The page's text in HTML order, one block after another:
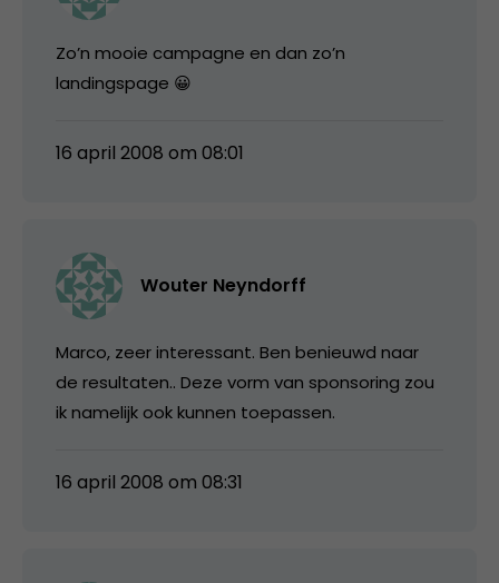
Zo’n mooie campagne en dan zo’n
landingspage 😀
16 april 2008 om 08:01
Wouter Neyndorff
Marco, zeer interessant. Ben benieuwd naar
de resultaten.. Deze vorm van sponsoring zou
ik namelijk ook kunnen toepassen.
16 april 2008 om 08:31